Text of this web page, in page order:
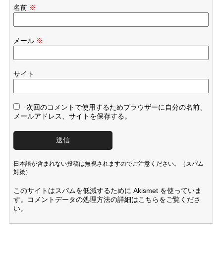
名前 ※
メール ※
サイト
次回のコメントで使用するためブラウザーに自分の名前、
メールアドレス、サイトを保存する。
日本語が含まれない投稿は無視されますのでご注意ください。（スパム
対策）
このサイトはスパムを低減するために Akismet を使っていま
す。
コメントデータの処理方法の詳細はこちらをご覧くださ
い。